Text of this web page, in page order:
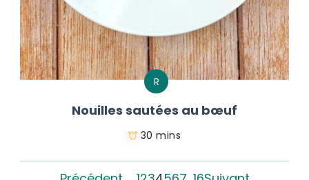
R
Nouilles sautées au bœuf
30 mins